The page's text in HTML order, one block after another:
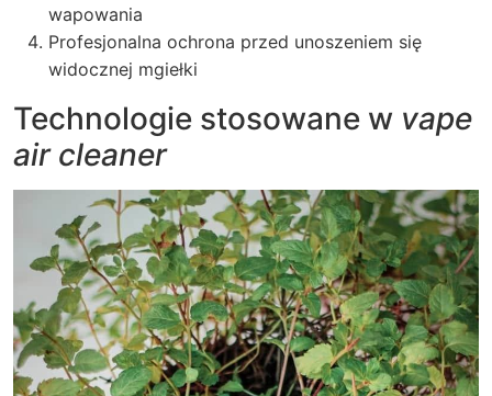
wapowania
Profesjonalna ochrona przed unoszeniem się
widocznej mgiełki
Technologie stosowane w vape
air cleaner